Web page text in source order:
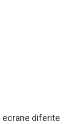
ecrane diferite